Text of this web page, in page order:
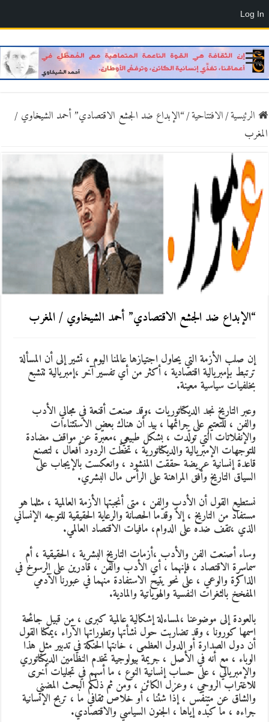
الرئيسية/الافتتاحية/“الإبداع ضد الجشع الاقتصادي” أحمد الشيخاوي /
المغرب
“الإبداع ضد الجشع الاقتصادي” أحمد الشيخاوي / المغرب
إن صلب الأزمة التي يحاول اجتيازها عالمنا اليوم ، تشير إلى أن المسألة
ترتبط بإمبريالية اقتصادية ، أكثر من أي تفسير آخر ،إمبريالية تتشبع
بخلفيات سياسية معينة.
وعبر التاريخ نجد الديكتاتوريات ،وقد صنعت أقنعة في مجالي الأدب
والفن ، للتعتيم على جرائمها ، بيد أن هناك بعض الاستثناءات
والإنفلاتات التي تولّدت ، بشكل طبيعي ،معبّرة عن مواقف مضادة
للتوجهات الإمبريالية والديكتاتورية ، تخطّت الردود أفعال ، لتصنع
قاعدة إنسانية عريضة حققت المنشود ، وانعكست بالإيجاب على
السياق التاريخ وأفق المراهنة على الرأس مال البشري.
نستطيع القول أن الأدب والفن ، متى أنجبتها الأزمة العالمية ، مثلما هو
مستفاد من التاريخ ، إلاّ وقدّما الحصانة والرعاية الحقيقية للتوجه الإنساني
الذي ،تقف ضده على الدوام، مافيات الاقتصاد العالمي.
وساء أصنعت الفن والأدب ،أزمات التاريخ البشرية ، الحقيقية ، أم
سماسرة الاقتصاد ، فإنهما ، أي الأدب والفن ، قادرين على الرسوخ في
الذاكرة والوعي ، على نحو يتيح الاستفادة منهما في عبورنا الآدمي
المفخخ بالثغرات النفسية والهوياتية والمادية.
بالعودة إلى موضوعنا ،لمساءلة إشكالية عالمية كبرى ، من قبيل جائحة
اسمها كورونا ، وقد تضاربت حول نشأتها وتطوراتها الآراء ،يمكنا القول
أن دول الصدارة أو الدول العظمى ، خانتها الحنكة في تدبير مثل هذا
الوباء ، مع أنه في الأصل ، جريمة بيولوجية تخدم النظامين الديكتاتوري
والإمبريالي ، على حساب إنسانية النوع ، ما أسهم في تجليات أخرى
للاغتراب الروحي ، وعزل الكائن ، ومن ثم ذلكم البحث المضني
والشاق عن متنفّس ، إذا شئنا ، أو خلاص ثقافي ما ، تربح الإنسانية
جراءه ، ما كبّده إياها ، الجنون السياسي والاقتصادي.
Log In